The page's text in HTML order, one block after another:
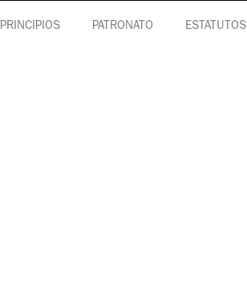
PRINCIPIOS PATRONATO ESTATUTOS